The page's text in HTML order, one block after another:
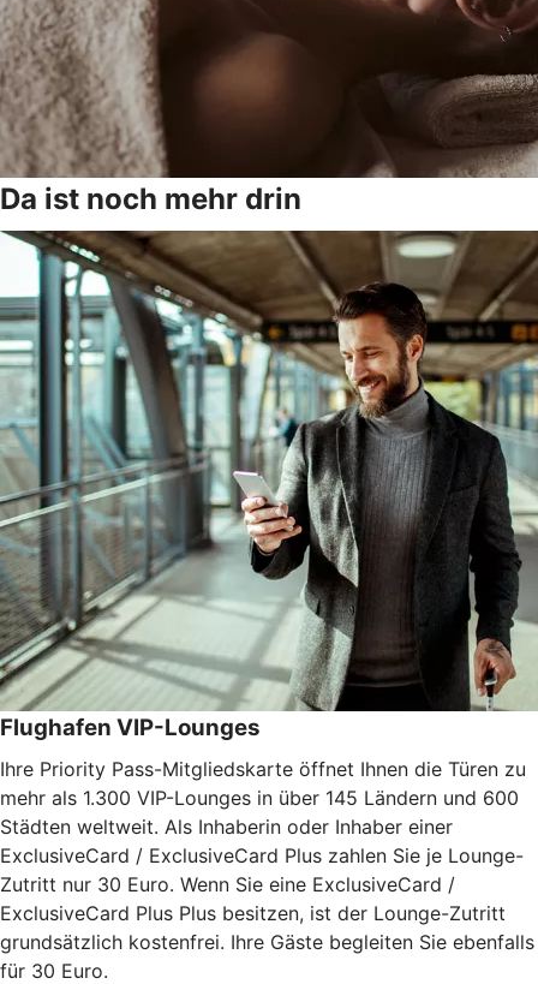
Da ist noch mehr drin
Flughafen VIP-Lounges
Ihre Priority Pass-Mitgliedskarte öffnet Ihnen die Türen zu
mehr als 1.300 VIP-Lounges in über 145 Ländern und 600
Städten weltweit. Als Inhaberin oder Inhaber einer
ExclusiveCard / ExclusiveCard Plus zahlen Sie je Lounge-
Zutritt nur 30 Euro. Wenn Sie eine ExclusiveCard /
ExclusiveCard Plus Plus besitzen, ist der Lounge-Zutritt
grundsätzlich kostenfrei. Ihre Gäste begleiten Sie ebenfalls
für 30 Euro.